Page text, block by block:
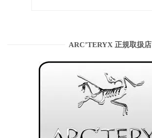
ARC’TERYX 正規取扱店